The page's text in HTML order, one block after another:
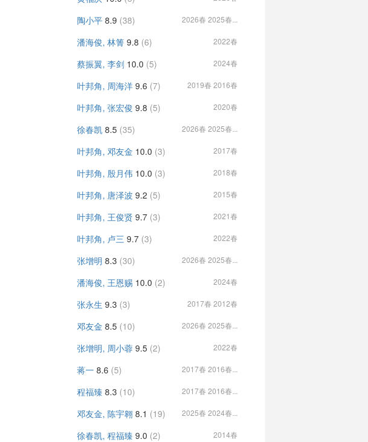
陶小平 8.9 (38) 2026春 2025春...
潘海俊, 林箐 9.8 (6) 2022春
蔡振翼, 李剑 10.0 (5) 2024春
叶邦角, 周海洋 9.6 (7) 2019春 2016春
叶邦角, 张宏俊 9.8 (5) 2020春
徐春凯 8.5 (35) 2026春 2025春...
叶邦角, 邓友金 10.0 (3) 2017春
叶邦角, 殷月伟 10.0 (3) 2018春
叶邦角, 唐泽波 9.2 (5) 2015春
叶邦角, 王俊贤 9.7 (3) 2021春
叶邦角, 卢三 9.7 (3) 2022春
张增明 8.3 (30) 2026春 2025春...
潘海俊, 王恩赐 10.0 (2) 2024春
张永生 9.3 (3) 2017春 2012春
邓友金 8.5 (10) 2026春 2025春...
张增明, 周小蓉 9.5 (2) 2022春
蒋一 8.6 (5) 2017春 2016春...
程福臻 8.3 (10) 2017春 2016春...
邓友金, 陈宇翱 8.1 (19) 2025春 2024春...
徐春凯, 程福臻 9.0 (2) 2014春